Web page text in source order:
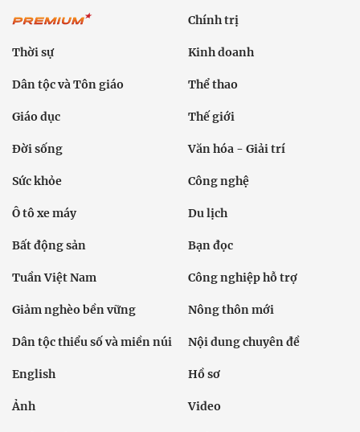
Chính trị
Thời sự Kinh doanh
Dân tộc và Tôn giáo Thể thao
Giáo dục Thế giới
Đời sống Văn hóa - Giải trí
Sức khỏe Công nghệ
Ô tô xe máy Du lịch
Bất động sản Bạn đọc
Tuần Việt Nam Công nghiệp hỗ trợ
Giảm nghèo bền vững Nông thôn mới
Dân tộc thiểu số và miền núi Nội dung chuyên đề
English Hồ sơ
Ảnh Video